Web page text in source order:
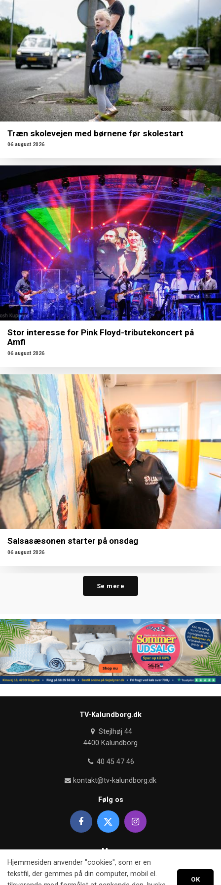
Træn skolevejen med børnene før skolestart
06 august 2026
Stor interesse for Pink Floyd-tributekoncert på
Amfi
06 august 2026
Salsasæsonen starter på onsdag
06 august 2026
Se mere
TV-Kalundborg.dk
Stejlhøj 44
4400 Kalundborg
40 45 47 46
kontakt@tv-kalundborg.dk
Følg os
Mere
Om TV kalundborg
Hjemmesiden anvender "cookies", som er en
tekstfil, der gemmes på din computer, mobil el.
OK